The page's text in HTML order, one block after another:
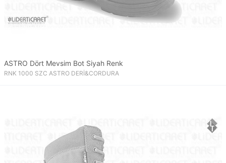
ASTRO Dört Mevsim Bot Siyah Renk
RNK 1000 SZC ASTRO DERİ&CORDURA